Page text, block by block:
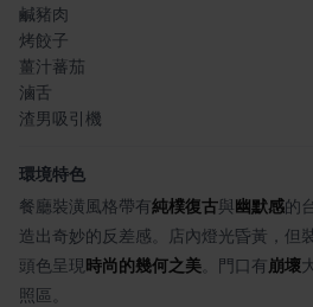
鹹豬肉
烤餃子
薑汁蕃茄
滷舌
渣男吸引機
環境特色
餐廳裝潢風格帶有純樸復古與幽默感的
造出奇妙的反差感。店內燈光昏黃，但
頭色呈現時尚的幾何之美 。門口有 崩壞
照區。